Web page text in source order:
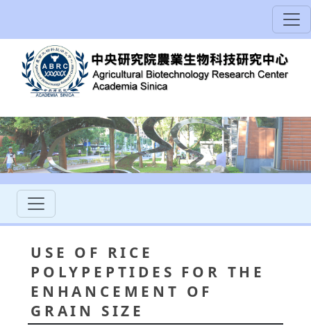
USE OF RICE
POLYPEPTIDES FOR THE
ENHANCEMENT OF
GRAIN SIZE